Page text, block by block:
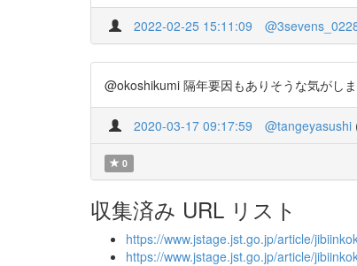
2022-02-25 15:11:09
@okoshikumi 隔年要因もありそうな気がし
2020-03-17 09:17:59 @tangeyasushi
0
収集済み URL リスト
https://www.jstage.jst.go.jp/article/
https://www.jstage.jst.go.jp/article/